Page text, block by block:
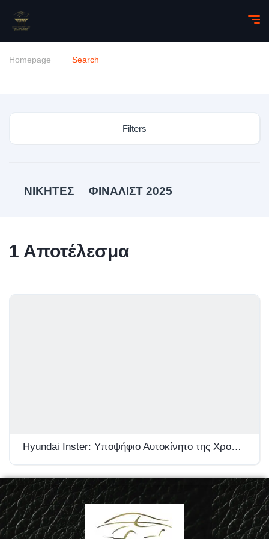
Homepage Search
Filters
ΝΙΚΗΤΕΣ ΦΙΝΑΛΙΣΤ 2025
1 Αποτέλεσμα
Hyundai Inster: Υποψήφιο Αυτοκίνητο της Χρονιάς 2026